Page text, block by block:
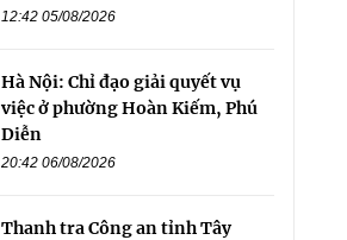
12:42 05/08/2026
Hà Nội: Chỉ đạo giải quyết vụ
việc ở phường Hoàn Kiếm, Phú
Diễn
20:42 06/08/2026
Thanh tra Công an tỉnh Tây